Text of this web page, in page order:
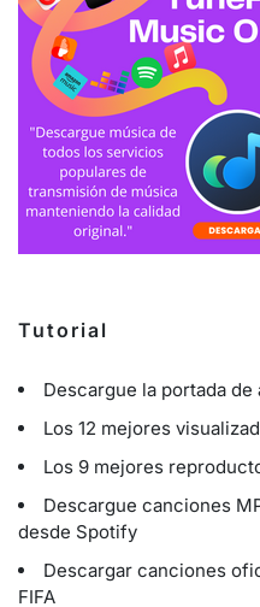
Tutorial
Descargue la portada
Los 12 mejores
Los 9 mejores
Descargue canciones
desde Spotify
Descargar canciones
FIFA